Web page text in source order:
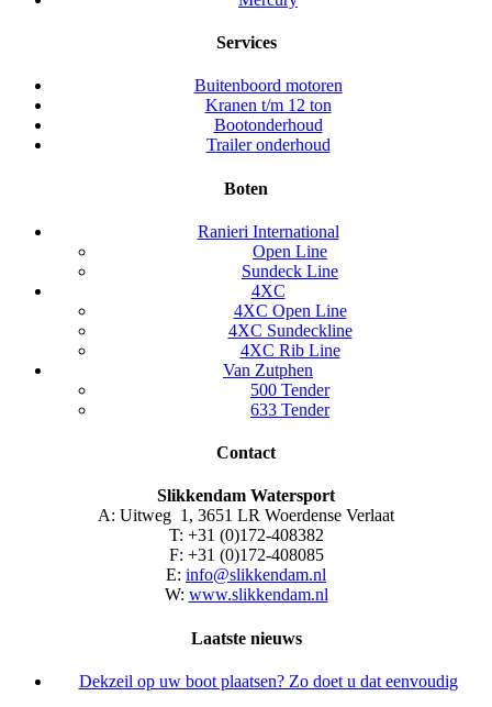
Services
Buitenboord motoren
Kranen t/m 12 ton
Bootonderhoud
Trailer onderhoud
Boten
Ranieri International
Open Line
Sundeck Line
4XC
4XC Open Line
4XC Sundeckline
4XC Rib Line
Van Zutphen
500 Tender
633 Tender
Contact
Slikkendam Watersport
A: Uitweg 1, 3651 LR Woerdense Verlaat
T: +31 (0)172-408382
F: +31 (0)172-408085
E: info@slikkendam.nl
W: www.slikkendam.nl
Laatste nieuws
Dekzeil op uw boot plaatsen? Zo doet u dat eenvoudig